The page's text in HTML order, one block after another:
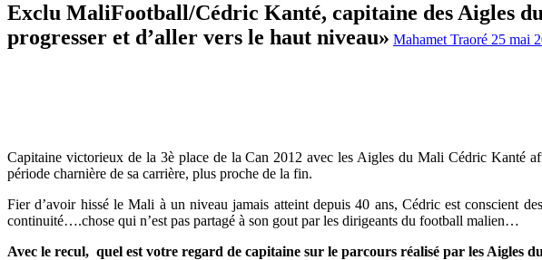
Exclu MaliFootball/Cédric Kanté, capitaine des Aigles
progresser et d’aller vers le haut niveau» Mahamet Traoré 25 mai
Capitaine victorieux de la 3è place de la Can 2012 avec les Aigles du Mali Cédric Kanté
période charnière de sa carrière, plus proche de la fin.
Fier d’avoir hissé le Mali à un niveau jamais atteint depuis 40 ans, Cédric est conscient
continuité….chose qui n’est pas partagé à son gout par les dirigeants du football malien…
Avec le recul, quel est votre regard de capitaine sur le parcours réalisé par les Aigles